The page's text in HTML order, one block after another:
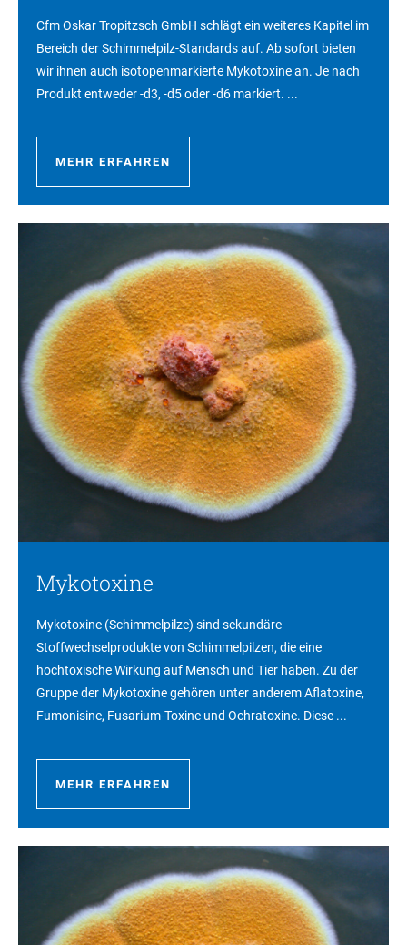
Cfm Oskar Tropitzsch GmbH schlägt ein weiteres Kapitel im
Bereich der Schimmelpilz-Standards auf. Ab sofort bieten
wir ihnen auch isotopenmarkierte Mykotoxine an. Je nach
Produkt entweder -d3, -d5 oder -d6 markiert. ...
MEHR ERFAHREN
Mykotoxine
Mykotoxine (Schimmelpilze) sind sekundäre
Stoffwechselprodukte von Schimmelpilzen, die eine
hochtoxische Wirkung auf Mensch und Tier haben. Zu der
Gruppe der Mykotoxine gehören unter anderem Aflatoxine,
Fumonisine, Fusarium-Toxine und Ochratoxine. Diese ...
MEHR ERFAHREN